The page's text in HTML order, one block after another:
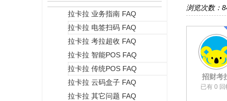
拉卡拉 业务指南 FAQ
拉卡拉 电签扫码 FAQ
拉卡拉 考拉超收 FAQ
拉卡拉 智能POS FAQ
拉卡拉 传统POS FAQ
拉卡拉 云码盒子 FAQ
拉卡拉 其它问题 FAQ
浏览次数：
招财考
已有 0 回